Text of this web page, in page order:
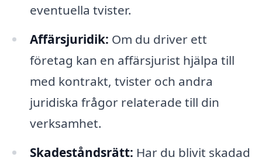
eventuella tvister.
Affärsjuridik: Om du driver ett
företag kan en affärsjurist hjälpa till
med kontrakt, tvister och andra
juridiska frågor relaterade till din
verksamhet.
Skadeståndsrätt: Har du blivit skadad